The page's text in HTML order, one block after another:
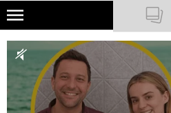
Skip
main
content
NATIONAL GEOGRAPHIC
TRAVELER
PODCASTY